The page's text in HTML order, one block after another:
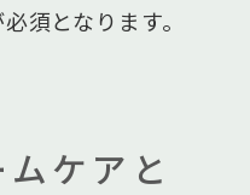
須となります。
ケアと